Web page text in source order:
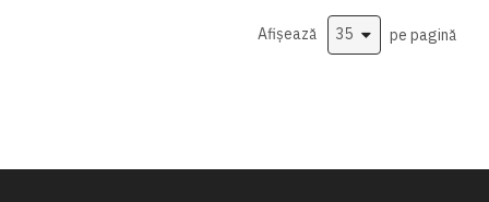
Afișează pe pagină